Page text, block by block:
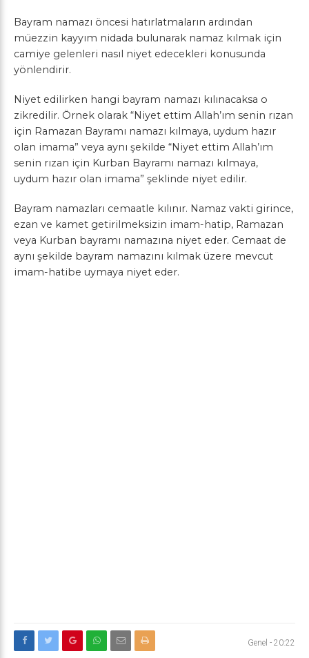
Bayram namazı öncesi hatırlatmaların ardından
müezzin kayyım nidada bulunarak namaz kılmak için
camiye gelenleri nasıl niyet edecekleri konusunda
yönlendirir.
Niyet edilirken hangi bayram namazı kılınacaksa o
zikredilir. Örnek olarak “Niyet ettim Allah’ım senin rızan
için Ramazan Bayramı namazı kılmaya, uydum hazır
olan imama” veya aynı şekilde “Niyet ettim Allah’ım
senin rızan için Kurban Bayramı namazı kılmaya,
uydum hazır olan imama” şeklinde niyet edilir.
Bayram namazları cemaatle kılınır. Namaz vakti girince,
ezan ve kamet getirilmeksizin imam-hatip, Ramazan
veya Kurban bayramı namazına niyet eder. Cemaat de
aynı şekilde bayram namazını kılmak üzere mevcut
imam-hatibe uymaya niyet eder.
Genel - 20:22